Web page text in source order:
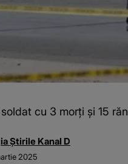
cu 3 morți și 15
Știrile Kanal D
2025